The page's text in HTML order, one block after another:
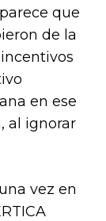
que
de la
en ese
al ignorar
vez en